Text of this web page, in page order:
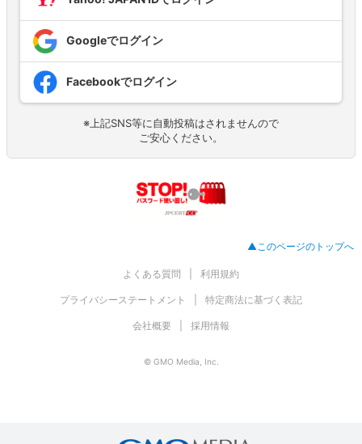
Googleでログイン
Facebookでログイン
※上記SNS等に自動投稿はされませんので
ご安心ください。
▲このページのトップへ
よくある質問 利用規約
プライバシーステートメント 特定商法に基づく表記
会社概要 採用情報
© GMO Media, Inc.